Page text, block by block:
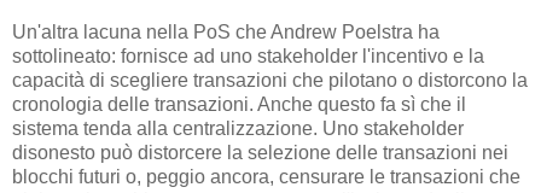
Un'altra lacuna nella PoS che Andrew Poelstra ha
sottolineato: fornisce ad uno stakeholder l'incentivo e la
capacità di scegliere transazioni che pilotano o distorcono la
cronologia delle transazioni. Anche questo fa sì che il
sistema tenda alla centralizzazione. Uno stakeholder
disonesto può distorcere la selezione delle transazioni nei
blocchi futuri o, peggio ancora, censurare le transazioni che